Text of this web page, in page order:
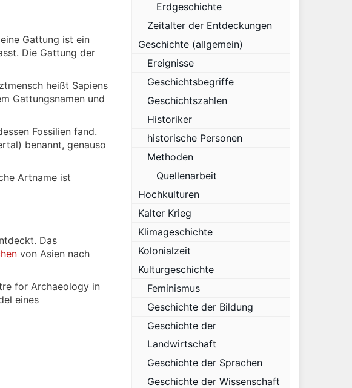
Gattung ist ein
Die Gattung der
heißt Sapiens
Gattungsnamen und
Fossilien fand.
benannt, genauso
Artname ist
Das
von Asien nach
for Archaeology in
eines
Erdgeschichte
Zeitalter der Entdeckungen
Geschichte (allgemein)
Ereignisse
Geschichtsbegriffe
Geschichtszahlen
Historiker
historische Personen
Methoden
Quellenarbeit
Hochkulturen
Kalter Krieg
Klimageschichte
Kolonialzeit
Kulturgeschichte
Feminismus
Geschichte der Bildung
Geschichte der
Landwirtschaft
Geschichte der Sprachen
Geschichte der Wissenschaft